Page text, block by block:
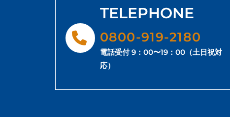
TELEPHONE
0800-919-2180
電話受付 9：00〜19：00（土日祝対
応）